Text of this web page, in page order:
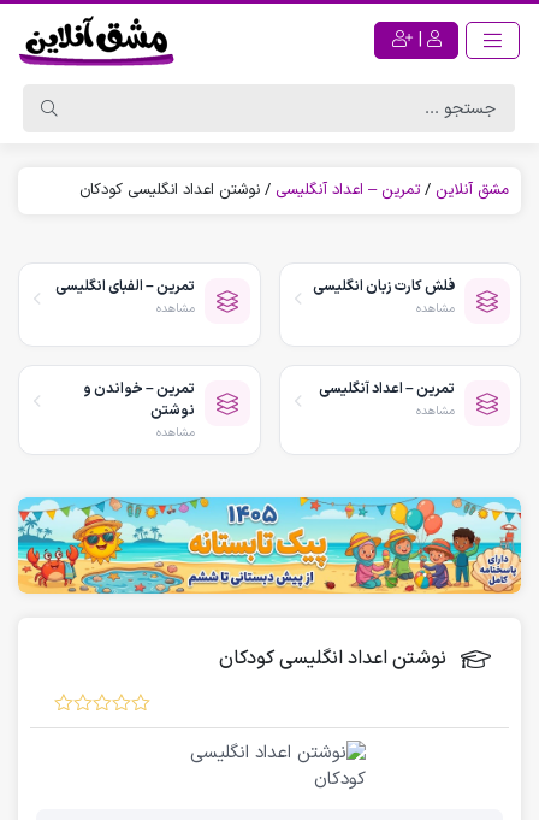
|
مشق آنلاین /تمرین – اعداد آنگلیسی / نوشتن اعداد انگلیسی کودکان
فلش کارت زبان انگلیسی
مشاهده
تمرین – الفبای انگلیسی
مشاهده
تمرین – اعداد آنگلیسی
مشاهده
تمرین – خواندن و
نوشتن
مشاهده
نوشتن اعداد انگلیسی کودکان